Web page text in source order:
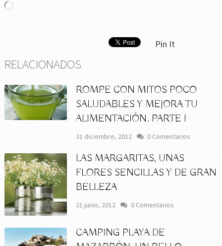
Cargando...
Pin It
RELACIONADOS
ROMPE CON MITOS POCO
SALUDABLES Y MEJORA TU
ALIMENTACIÓN. PARTE I
31 diciembre, 2012 0 Comentarios
LAS MARGARITAS, UNAS
FLORES SENCILLAS Y DE GRAN
BELLEZA
21 junio, 2012 0 Comentarios
CAMPING PLAYA DE